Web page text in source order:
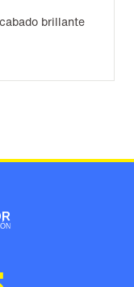
brillante